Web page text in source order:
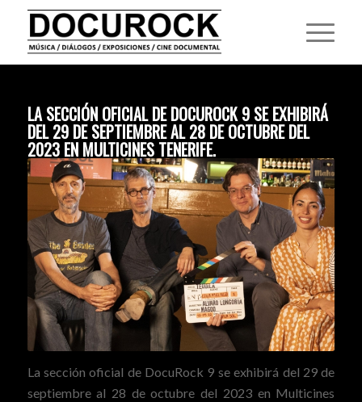
LA SECCIÓN OFICIAL DE DOCUROCK 9 SE EXHIBIRÁ
DEL 29 DE SEPTIEMBRE AL 28 DE OCTUBRE DEL
2023 EN MULTICINES TENERIFE.
La sección oficial de DocuRock 9 se exhibirá del 29 de
septiembre al 28 de octubre del 2023 en Multicines